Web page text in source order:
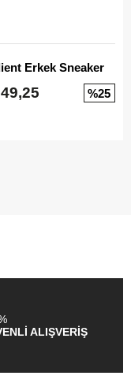
Erkek Sneaker
%25
ALIŞVERİŞ